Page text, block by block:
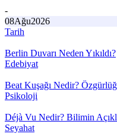
-
08Ağu2026
Tarih
Berlin Duvarı Neden Yıkıldı?
Edebiyat
Beat Kuşağı Nedir?
Psikoloji
Déjà Vu Nedir? Bilimin
Seyahat